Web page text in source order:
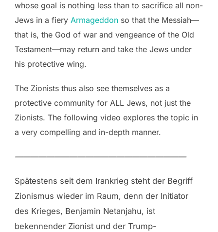
whose goal is nothing less than to sacrifice all non-
Jews in a fiery Armageddon so that the Messiah—
that is, the God of war and vengeance of the Old
Testament—may return and take the Jews under
his protective wing.
The Zionists thus also see themselves as a
protective community for ALL Jews, not just the
Zionists. The following video explores the topic in
a very compelling and in-depth manner.
——————————————————————
Spätestens seit dem Irankrieg steht der Begriff
Zionismus wieder im Raum, denn der Initiator
des Krieges, Benjamin Netanjahu, ist
bekennender Zionist und der Trump-